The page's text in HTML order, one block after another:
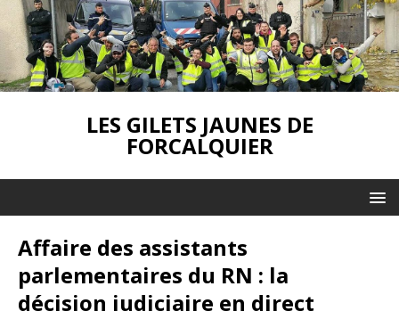
LES GILETS JAUNES DE
FORCALQUIER
Affaire des assistants
parlementaires du RN : la
décision judiciaire en direct